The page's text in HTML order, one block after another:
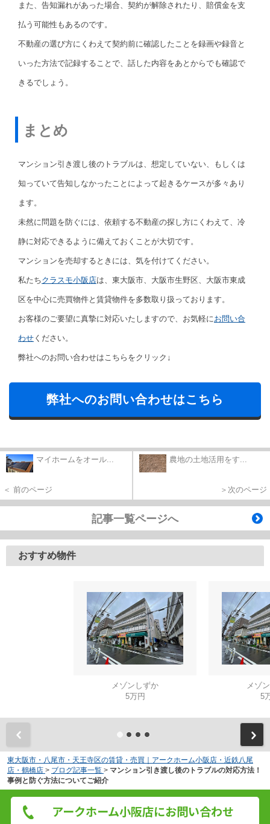
また、告知漏れがあった場合、契約が解除されたり、賠償金を支
払う可能性もあるのです。
不動産の選び方にくわえて契約前に確認したことを録画や録音と
いった方法で記録することで、話した内容をあとからでも確認で
きるでしょう。
まとめ
マンション引き渡し後のトラブルは、想定していない、もしくは
知っていて告知しなかったことによって起きるケースが多々あり
ます。
未然に問題を防ぐには、依頼する不動産の探し方にくわえて、冷
静に対応できるように備えておくことが大切です。
マンションを売却するときには、気を付けてください。
私たちクラスモ小阪店は、東大阪市、大阪市生野区、大阪市東成
区を中心に売買物件と賃貸物件を多数取り扱っております。
お客様のご要望に真摯に対応いたしますので、お気軽に お問い合
わせ ください。
弊社へのお問い合わせはこちらをクリック↓
弊社へのお問い合わせはこちら
マイホームをオール...
＜ 前のページ
農地の土地活用をす...
＞次のページ
記事一覧ページへ
おすすめ物件
メゾンしずか
5万円
メゾ
5
東大阪市・八尾市・天王寺区の賃貸・売買｜アークホーム小阪店・近鉄八尾
店・鶴橋店 > ブログ記事一覧 > マンション引き渡し後のトラブルの対応方法！
事例と防ぐ方法についてご紹介
アークホーム小阪店にお問い合わせ